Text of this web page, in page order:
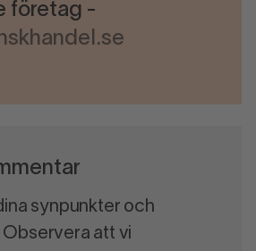
företag -
synpunkter och
Observera att vi